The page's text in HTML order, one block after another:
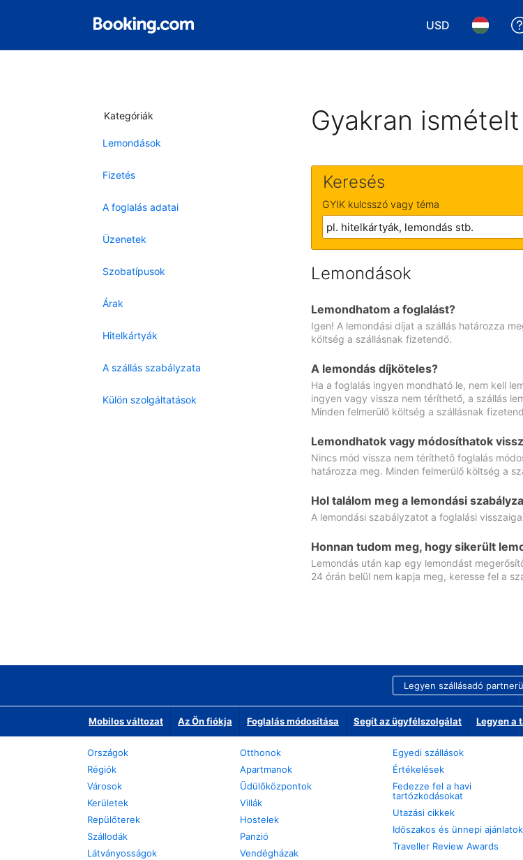
USD
Válasszon
Kategóriák
Lemondások
Fizetés
A foglalás adatai
Üzenetek
Szobatípusok
Árak
Hitelkártyák
A szállás szabályzata
Külön szolgáltatások
Gyakran
Keresés
GYIK kulcsszó vagy téma
Lemondások
Lemondhatom a foglalást?
Igen! A lemondási díjat a szállás határozza
költség a szállásnak fizetendő.
A lemondás díjköteles?
Ha a foglalás ingyen mondható le, nem kell
ingyen vagy vissza nem téríthető, a szállás
Minden felmerülő költség a szállásnak
Lemondhatok vagy módosíthatok
Nincs mód vissza nem téríthető foglalás
határozza meg. Minden felmerülő költség a
Hol találom meg a lemondási
A lemondási szabályzatot a foglalási
Honnan tudom meg, hogy sikerült
Lemondás után kap egy lemondást
24 órán belül nem kapja meg, keresse fel a
Legyen szállásadó
Mobilos változat Az Ön fiókja Foglalás módosítása Segít az ügyfélszolgálat Legyen a
Országok
Régiók
Városok
Kerületek
Repülőterek
Szállodák
Látványosságok
Otthonok
Apartmanok
Üdülőközpontok
Villák
Hostelek
Panzió
Vendégházak
Egyedi szállások
Értékelések
Fedezze fel a havi
tartózkodásokat
Utazási cikkek
Időszakos és ünnepi ajánlatok
Traveller Review Awards